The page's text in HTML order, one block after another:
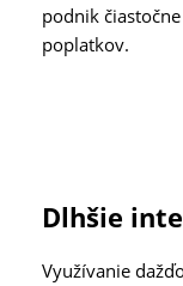
podnik
poplatkov.
Dlhšie
Využívanie